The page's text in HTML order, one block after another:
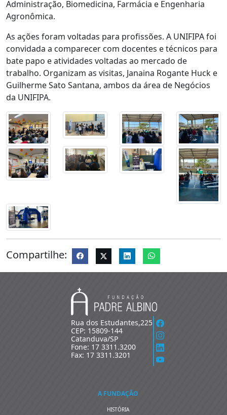
Administração, Biomedicina, Farmácia e Engenharia
Agronômica.
As ações foram voltadas para profissões. A UNIFIPA foi
convidada a comparecer com docentes e técnicos para
bate papo e atividades voltadas ao mercado de
trabalho. Organizam as visitas, Janaina Rogante Huck e
Guilherme Sato Santana, ambos da área de Negócios
da UNIFIPA.
Compartilhe:
Rua dos Estudantes,225
CEP: 15809-144
Catanduva/SP
Fone: 17 3311.3200
Fax: 17 3311.3201
A FUNDAÇÃO
HISTÓRIA